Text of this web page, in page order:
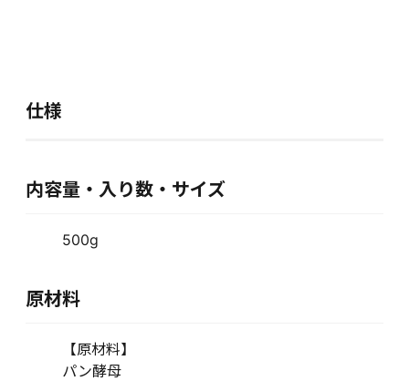
仕様
内容量・入り数・サイズ
500g
原材料
【原材料】
パン酵母